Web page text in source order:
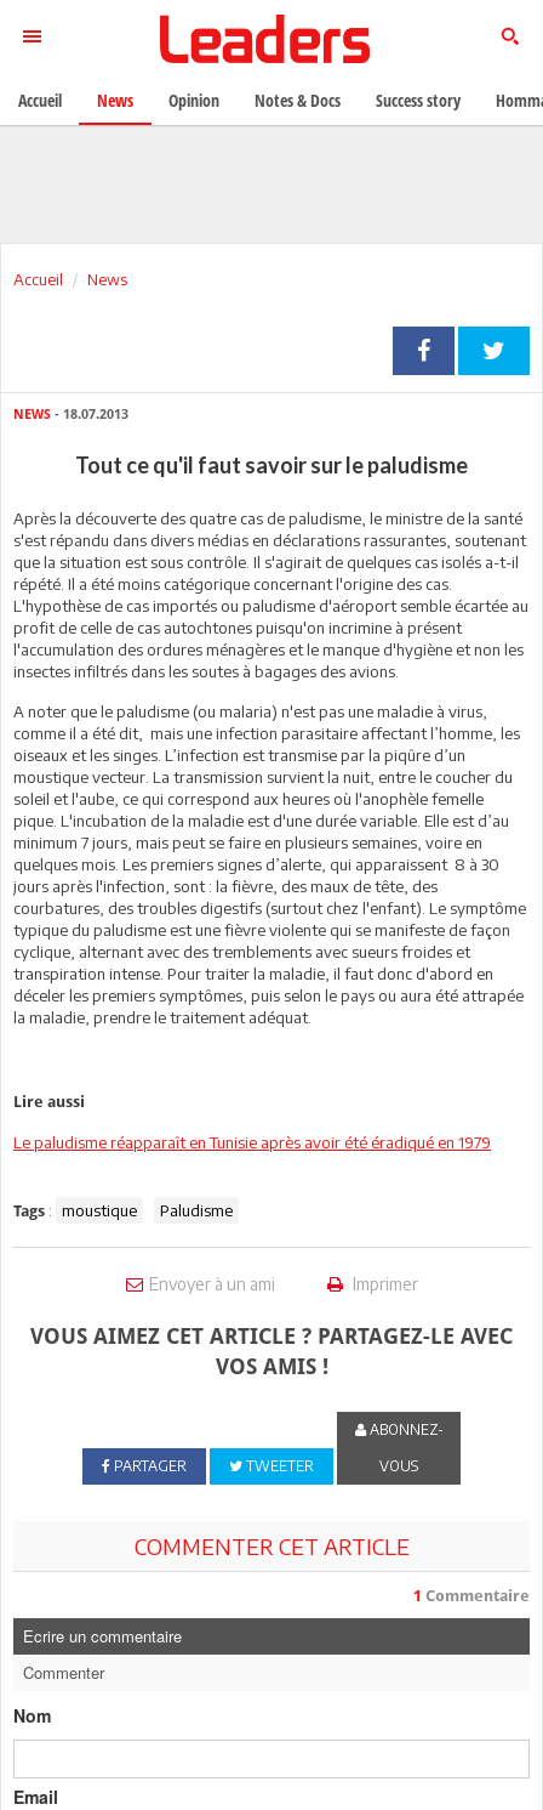
Accueil News
NEWS - 18.07.2013
Tout ce qu'il faut savoir sur le paludisme
Après la découverte des quatre cas de paludisme, le ministre de la santé
s'est répandu dans divers médias en déclarations rassurantes, soutenant
que la situation est sous contrôle. Il s'agirait de quelques cas isolés a-t-il
répété. Il a été moins catégorique concernant l'origine des cas.
L'hypothèse de cas importés ou paludisme d'aéroport semble écartée au
profit de celle de cas autochtones puisqu'on incrimine à présent
l'accumulation des ordures ménagères et le manque d'hygiène et non les
insectes infiltrés dans les soutes à bagages des avions.
A noter que le paludisme (ou malaria) n'est pas une maladie à virus,
comme il a été dit, mais une infection parasitaire affectant l’homme, les
oiseaux et les singes. L’infection est transmise par la piqûre d’un
moustique vecteur. La transmission survient la nuit, entre le coucher du
soleil et l'aube, ce qui correspond aux heures où l'anophèle femelle
pique. L'incubation de la maladie est d'une durée variable. Elle est d’au
minimum 7 jours, mais peut se faire en plusieurs semaines, voire en
quelques mois. Les premiers signes d’alerte, qui apparaissent 8 à 30
jours après l'infection, sont : la fièvre, des maux de tête, des
courbatures, des troubles digestifs (surtout chez l'enfant). Le symptôme
typique du paludisme est une fièvre violente qui se manifeste de façon
cyclique, alternant avec des tremblements avec sueurs froides et
transpiration intense. Pour traiter la maladie, il faut donc d'abord en
déceler les premiers symptômes, puis selon le pays ou aura été attrapée
la maladie, prendre le traitement adéquat.
Lire aussi
Le paludisme réapparaît en Tunisie après avoir été éradiqué en 1979
Tags : moustique Paludisme
Envoyer à un ami Imprimer
VOUS AIMEZ CET ARTICLE ? PARTAGEZ-LE AVEC
VOS AMIS !
PARTAGER TWEETER
ABONNEZ-
VOUS
COMMENTER CET ARTICLE
1 Commentaire
Ecrire un commentaire
Commenter
Nom
Email
Accueil News Opinion Notes & Docs Success story